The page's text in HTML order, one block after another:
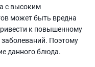
с высоким
может быть вредна
к повышенному
Поэтому
данного блюда.